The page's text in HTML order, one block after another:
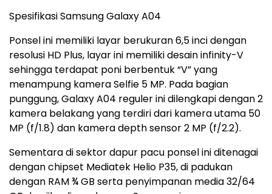
Spesifikasi Samsung Galaxy A04
Ponsel ini memiliki layar berukuran 6,5 inci dengan
resolusi HD Plus, layar ini memiliki desain infinity-V
sehingga terdapat poni berbentuk “V” yang
menampung kamera Selfie 5 MP. Pada bagian
punggung, Galaxy A04 reguler ini dilengkapi dengan 2
kamera belakang yang terdiri dari kamera utama 50
MP (f/1.8) dan kamera depth sensor 2 MP (f/2.2).
Sementara di sektor dapur pacu ponsel ini ditenagai
dengan chipset Mediatek Helio P35, di padukan
dengan RAM ¾ GB serta penyimpanan media 32/64